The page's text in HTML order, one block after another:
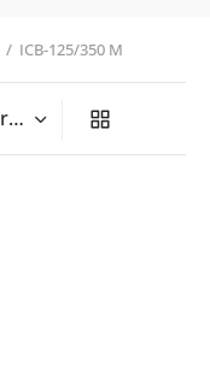
/ ICB-125/350 M